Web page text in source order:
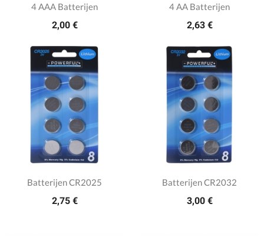
4 AAA Batterijen
2,00 €
4 AA Batterijen
2,63 €
Batterijen CR2025
2,75 €
Batterijen CR2032
3,00 €